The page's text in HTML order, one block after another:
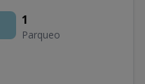
1
Parqueo